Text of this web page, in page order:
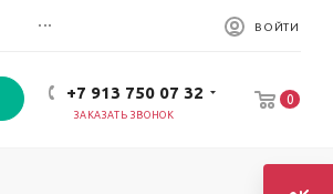
... ВОЙТИ
+7 913 750 07 32
ЗАКАЗАТЬ ЗВОНОК
0